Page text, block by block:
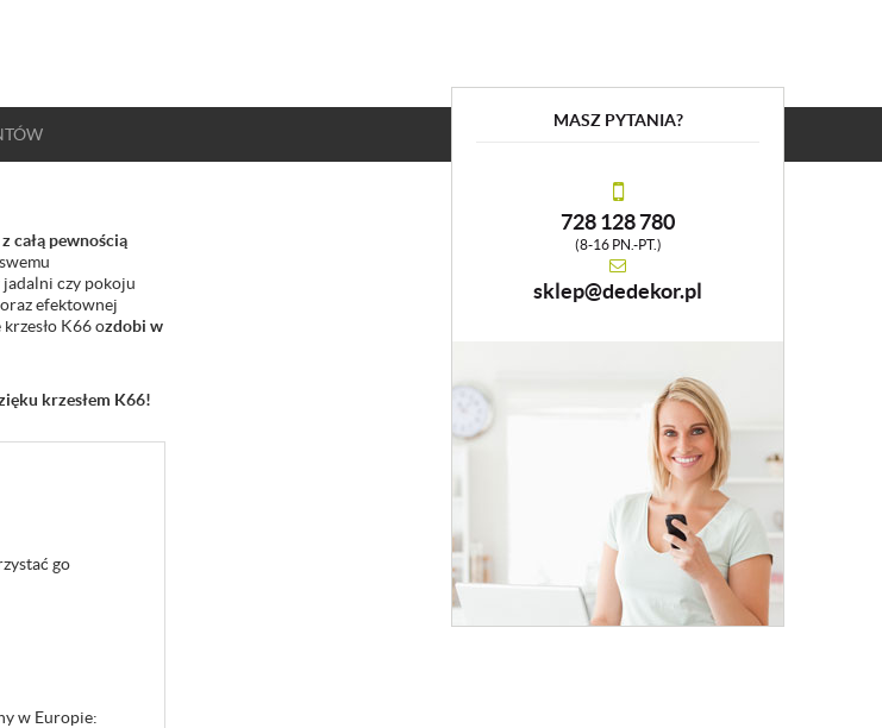
całą pewnością
czy pokoju
oraz efektownej
K66 ozdobi w
krzesłem K66!
go
w Europie:
MASZ PYTANIA?
728 128 780
(8-16 PN.-PT.)
sklep@dedekor.pl